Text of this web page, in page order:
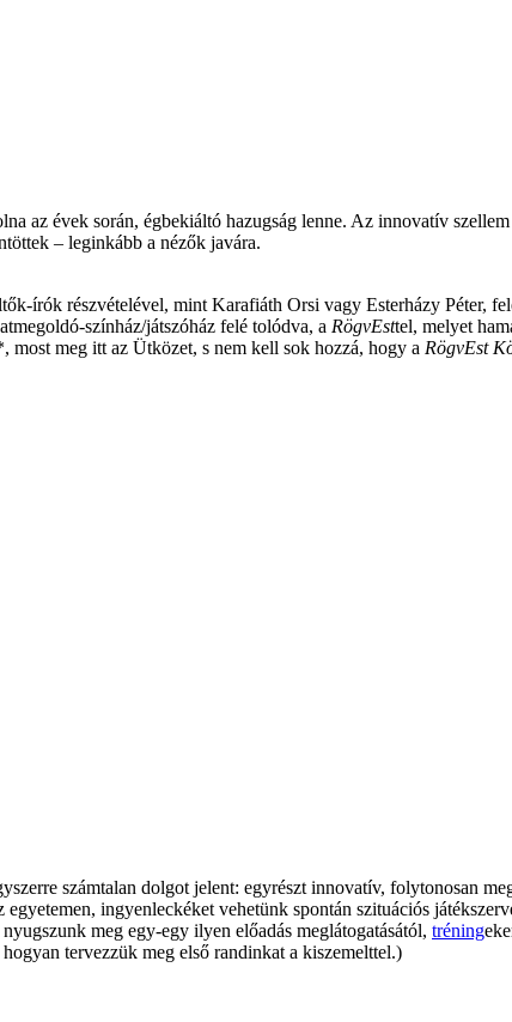
az évek során, égbekiáltó hazugság lenne. Az innovatív
– leginkább a nézők javára.
írók részvételével, mint Karafiáth Orsi vagy Esterházy Péter,
színház/játszóház felé tolódva, a RögvEsttel, melyet
most meg itt az Ütközet, s nem kell sok hozzá, hogy a RögvEst
számtalan dolgot jelent: egyrészt innovatív, folytonosan
ingyenleckéket vehetünk spontán szituációs
meg egy-egy ilyen előadás meglátogatásától, tréning
tervezzük meg első randinkat a kiszemelttel.)